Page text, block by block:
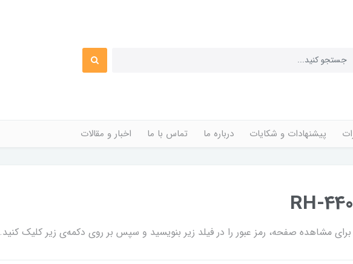
پیشنهادات و شکایات درباره ما تماس با ما اخبار و مقالات
مشاهده صفحه، رمز عبور را در فیلد زیر بنویسید و سپس بر روی دکمه‌ی زیر کلیک کنید.